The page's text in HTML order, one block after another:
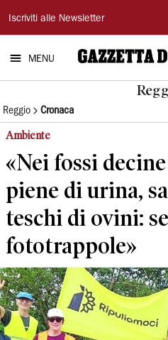
Gazzetta
di
Reggio
Iscriviti alle Newsletter
MENU
Reggio Cronaca
Ambiente
«Nei fossi
piene di urina,
teschi di ovini:
fototrappole»